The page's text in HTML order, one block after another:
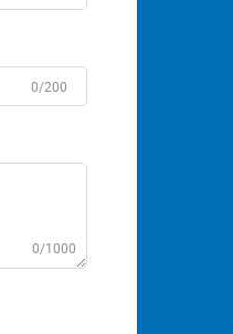
0/200
0/1000